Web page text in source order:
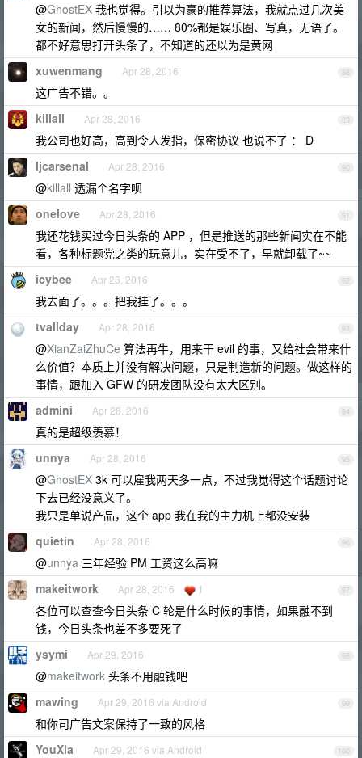
@GhostEX 我也觉得。引以为豪的推荐算法，我就点过几次美
女的新闻，然后慢慢的…… 80%都是娱乐圈、写真，无语了。
都不好意思打开头条了，不知道的还以为是黄网
88
xuwenmang Apr 28, 2016
这广告不错。。
89
killall Apr 28, 2016
我公司也好高，高到令人发指，保密协议 也说不了 ： D
90
ljcarsenal Apr 28, 2016
@killall 透漏个名字呗
91
onelove Apr 28, 2016
我还花钱买过今日头条的 APP ，但是推送的那些新闻实在不能
看，各种标题党之类的玩意儿，实在受不了，早就卸载了~~
92
icybee Apr 28, 2016
我去面了。。。把我挂了。。。
93
tvallday Apr 28, 2016
@XianZaiZhuCe 算法再牛，用来干 evil 的事，又给社会带来什
么价值？本质上并没有解决问题，只是制造新的问题。做这样的
事情，跟加入 GFW 的研发团队没有太大区别。
94
admini Apr 28, 2016
真的是超级羡慕！
95
unnya Apr 28, 2016
@GhostEX 3k 可以雇我两天多一点，不过我觉得这个话题讨论
下去已经没意义了。
我只是单说产品，这个 app 我在我的主力机上都没安装
96
quietin Apr 28, 2016
@unnya 三年经验 PM 工资这么高嘛
97
makeitwork Apr 28, 2016 1
各位可以查查今日头条 C 轮是什么时候的事情，如果融不到
钱，今日头条也差不多要死了
98
ysymi Apr 29, 2016
@makeitwork 头条不用融钱吧
99
mawing Apr 29, 2016 via Android
和你司广告文案保持了一致的风格
100
YouXia Apr 29, 2016 via Android